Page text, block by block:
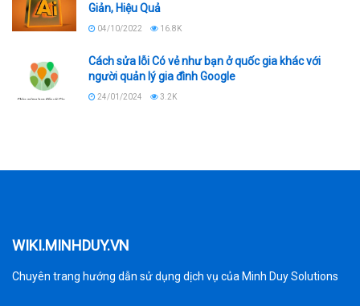
Giản, Hiệu Quả
04/10/2022 16.8K
Cách sửa lỗi Có vẻ như bạn ở quốc gia khác với
người quản lý gia đình Google
24/01/2024 3.2K
WIKI.MINHDUY.VN
Chuyên trang hướng dẫn sử dụng dịch vụ của Minh Duy Solutions